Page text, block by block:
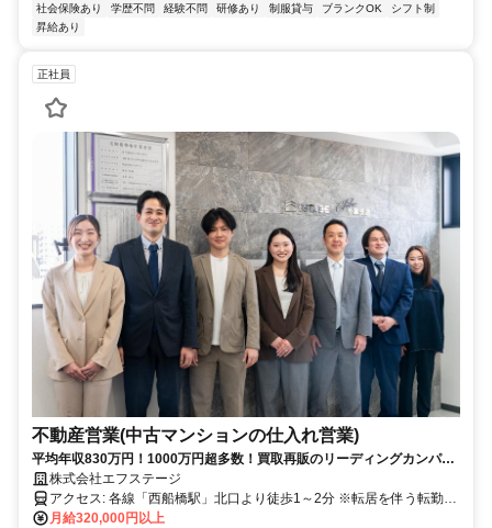
社会保険あり
学歴不問 経験不問 研修あり 制服貸与 ブランクOK
シフト制
昇給あり
正社員
不動産営業(中古マンションの仕入れ営業)
平均年収830万円！1000万円超多数！買取再販のリーディングカンパニ
ー！累計9300戸の実績／手厚い待遇・サポートがあり定着率95％以上！
株式会社エフステージ
アクセス: ​各線「西船橋駅」北口より徒歩1～2分 ※転居を伴う転勤な
し
月給320,000円以上